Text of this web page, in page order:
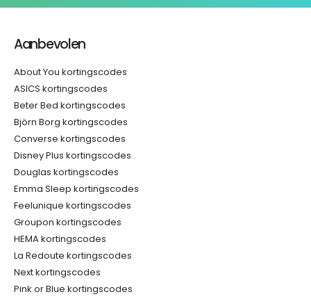
Aanbevolen
About You kortingscodes
ASICS kortingscodes
Beter Bed kortingscodes
Björn Borg kortingscodes
Converse kortingscodes
Disney Plus kortingscodes
Douglas kortingscodes
Emma Sleep kortingscodes
Feelunique kortingscodes
Groupon kortingscodes
HEMA kortingscodes
La Redoute kortingscodes
Next kortingscodes
Pink or Blue kortingscodes